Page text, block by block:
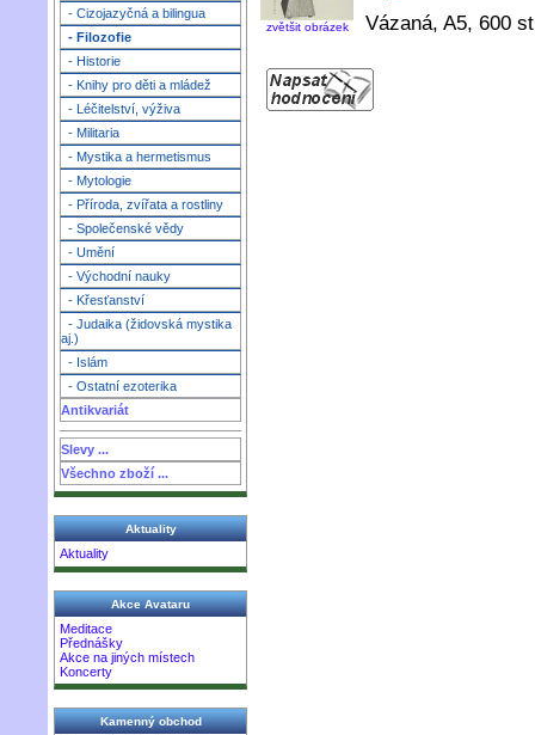
- Cizojazyčná a bilingua
- Filozofie
- Historie
- Knihy pro děti a mládež
- Léčitelství, výživa
- Militaria
- Mystika a hermetismus
- Mytologie
- Příroda, zvířata a rostliny
- Společenské vědy
- Umění
- Východní nauky
- Křesťanství
- Judaika (židovská mystika
aj.)
- Islám
- Ostatní ezoterika
Antikvariát
Slevy ...
Všechno zboží ...
Aktuality
Aktuality
Akce Avataru
Meditace
Přednášky
Akce na jiných místech
Koncerty
Kamenný obchod
zvětšit obrázek Vázaná, A5, 600